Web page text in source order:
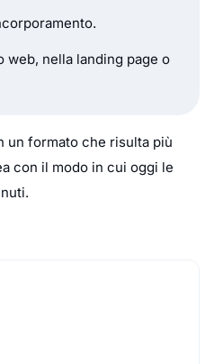
web, nella landing page o
un formato che risulta più
con il modo in cui oggi le